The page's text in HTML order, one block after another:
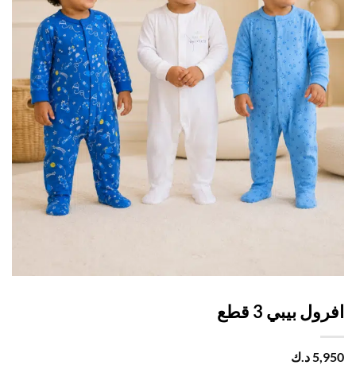
بيبي 3 قطع
د.ك